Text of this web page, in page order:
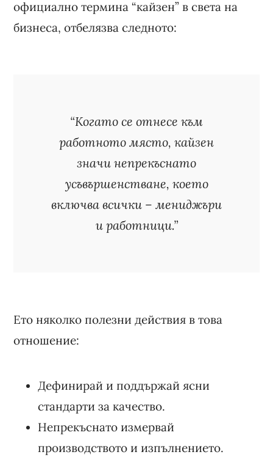
официално термина “кайзен” в света на
бизнеса, отбелязва следното:
“Когато се отнесе към
работното място, кайзен
значи непрекъснато
усъвършенстване, което
включва всички – мениджъри
и работници.”
Ето няколко полезни действия в това
отношение:
Дефинирай и поддържай ясни
стандарти за качество.
Непрекъснато измервай
производството и изпълнението.